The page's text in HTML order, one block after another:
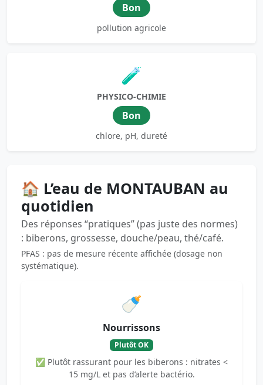
Bon
pollution agricole
🧪
PHYSICO-CHIMIE
Bon
chlore, pH, dureté
🏠 L’eau de MONTAUBAN au
quotidien
Des réponses “pratiques” (pas juste des normes)
: biberons, grossesse, douche/peau, thé/café.
PFAS : pas de mesure récente affichée (dosage non
systématique).
🍼
Nourrissons
Plutôt OK
✅ Plutôt rassurant pour les biberons : nitrates <
15 mg/L et pas d’alerte bactério.